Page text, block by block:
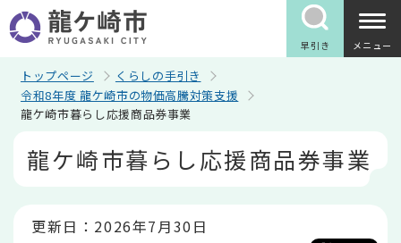
の
ペ
早引き メニュー
トップページ
くらしの手引き
令和8年度 龍ケ崎市の物価高騰対策支援
龍ケ崎市暮らし応援商品券事業
龍ケ崎市暮らし応援商品券事業
更新日：2026年7月30日